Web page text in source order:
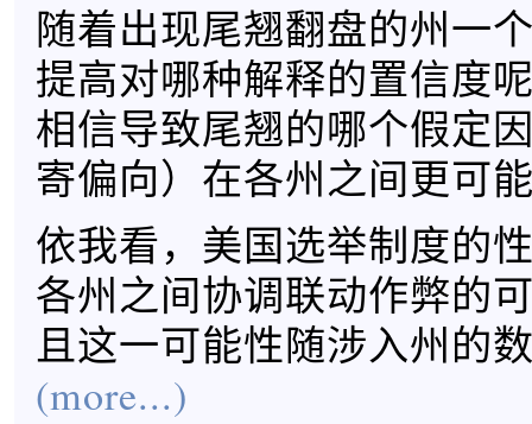
随着出现尾翘翻盘的州一
提高对哪种解释的置信度
相信导致尾翘的哪个假定
寄偏向）在各州之间更可
依我看，美国选举制度的
各州之间协调联动作弊的
且这一可能性随涉入州的
(more...)